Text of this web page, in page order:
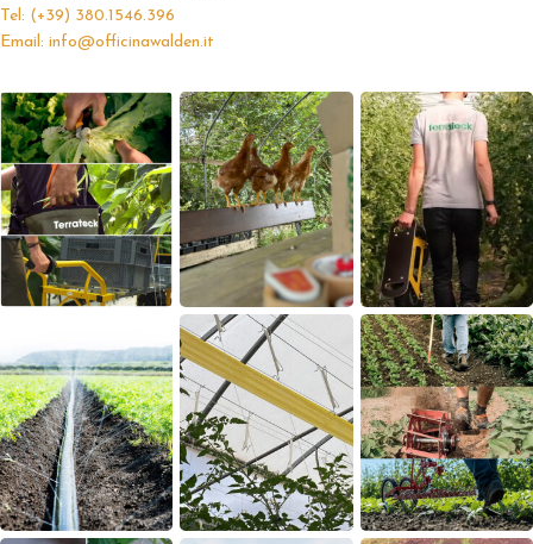
Tel: (+39) 380.1546.396
Email: info@officinawalden.it